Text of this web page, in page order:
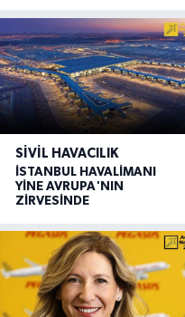
SIVIL HAVACILIK
İSTANBUL HAVALİMANI
YİNE AVRUPA'NIN
ZİRVESİNDE